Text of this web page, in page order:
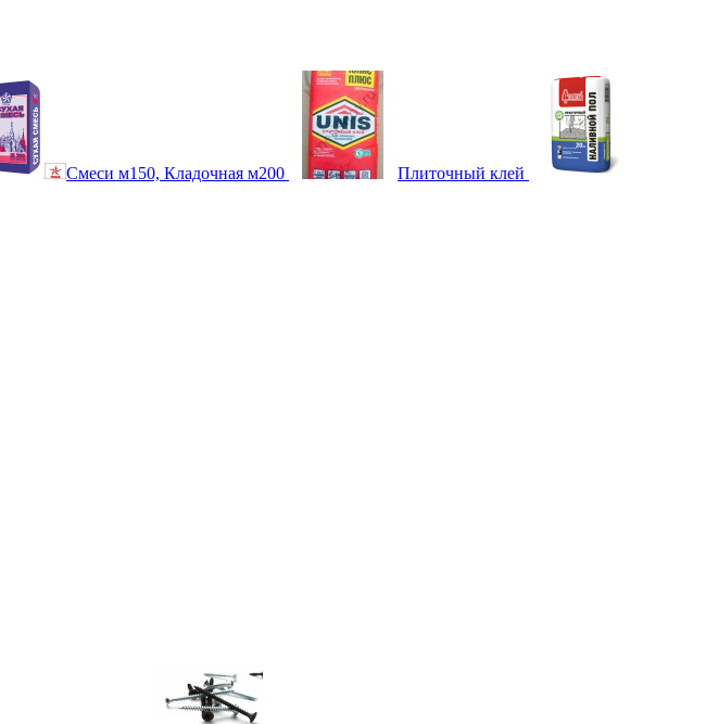
Смеси м150, Кладочная м200 Плиточный клей